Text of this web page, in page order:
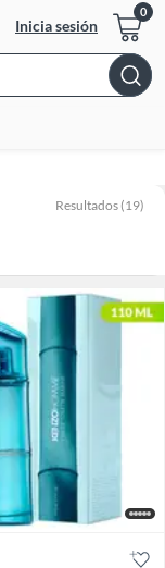
Inicia sesión
Resultados (19)